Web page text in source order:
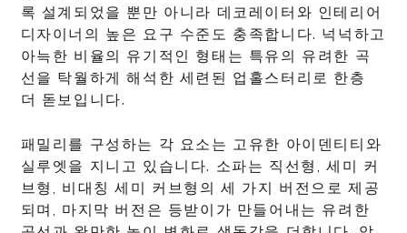
록 설계되었을 뿐만 아니라 데코레이터와 인테리어
디자이너의 높은 요구 수준도 충족합니다. 넉넉하고
아늑한 비율의 유기적인 형태는 특유의 유려한 곡
선을 탁월하게 해석한 세련된 업홀스터리로 한층
더 돋보입니다.
패밀리를 구성하는 각 요소는 고유한 아이덴티티와
실루엣을 지니고 있습니다. 소파는 직선형, 세미 커
브형, 비대칭 세미 커브형의 세 가지 버전으로 제공
되며, 마지막 버전은 등받이가 만들어내는 유려한